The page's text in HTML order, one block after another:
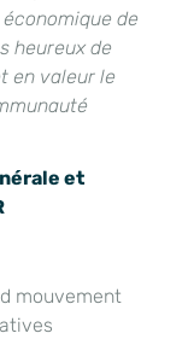
de
heureux de
en valeur le
et
mouvement